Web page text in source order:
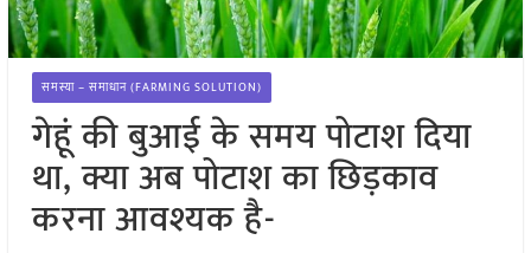
समस्या – समाधान (FARMING SOLUTION)
गेहूं की बुआई के समय पोटाश दिया
था, क्या अब पोटाश का छिड़काव
करना आवश्यक है-